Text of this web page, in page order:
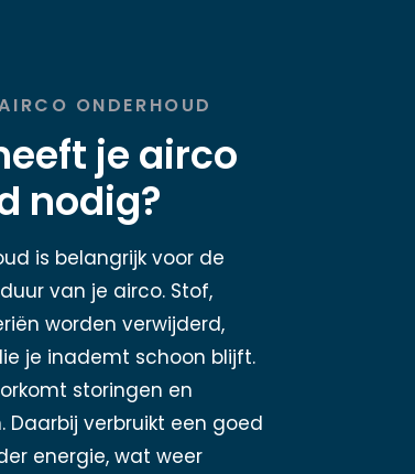
ONDERHOUD
je airco
nodig?
is belangrijk voor de
van je airco. Stof,
worden verwijderd,
je inademt schoon blijft.
storingen en
Daarbij verbruikt een goed
energie, wat weer